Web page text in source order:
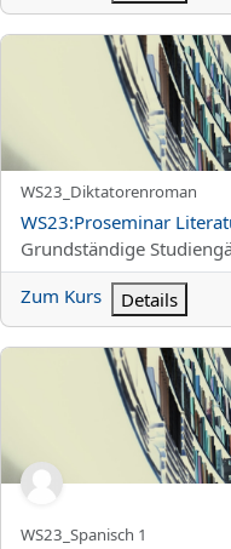
WS23:Proseminar
Kurzer Kursname
WS23_Diktatorenroman
Kursname
WS23:Proseminar
Kursbereich
Grundständige
Zum Kurs
Details
WS23:Spanisch 1
Kurzer Kursname
WS23_Spanisch 1